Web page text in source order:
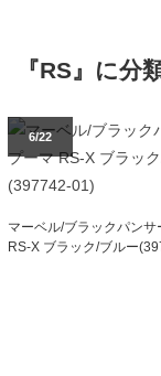
『RS』に分
6/22
マーベル/ブラックパンサ
RS-X ブラック/ブルー